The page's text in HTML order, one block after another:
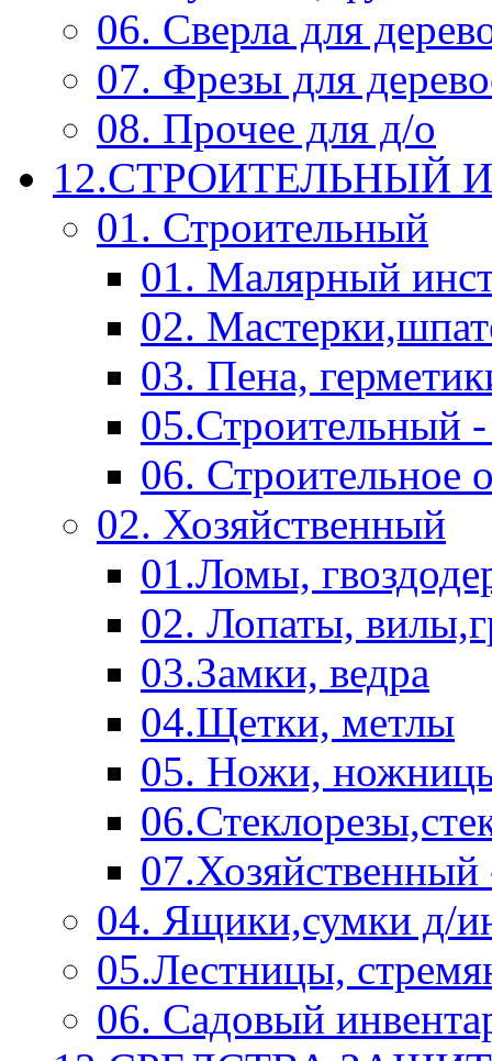
06. Сверла для
07. Фрезы для
08. Прочее для д/о
12.СТРОИТЕЛЬНЫЙ
01. Строительный
01. Малярный
02.
03. Пена,
05.Строительный
06. Строительное
02. Хозяйственный
01.Ломы,
02. Лопаты,
03.Замки, ведра
04.Щетки, метлы
05. Ножи,
07.Хозяйственный
04. Ящики,сумки д/
05.Лестницы,
06. Садовый